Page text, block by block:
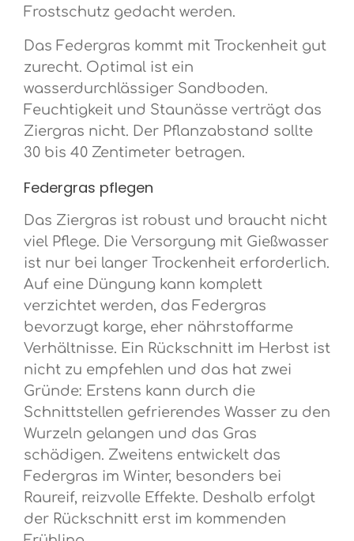
Frostschutz gedacht werden.
Das Federgras kommt mit Trockenheit gut
zurecht. Optimal ist ein
wasserdurchlässiger Sandboden.
Feuchtigkeit und Staunässe verträgt das
Ziergras nicht. Der Pflanzabstand sollte
30 bis 40 Zentimeter betragen.
Federgras pflegen
Das Ziergras ist robust und braucht nicht
viel Pflege. Die Versorgung mit Gießwasser
ist nur bei langer Trockenheit erforderlich.
Auf eine Düngung kann komplett
verzichtet werden, das Federgras
bevorzugt karge, eher nährstoffarme
Verhältnisse. Ein Rückschnitt im Herbst ist
nicht zu empfehlen und das hat zwei
Gründe: Erstens kann durch die
Schnittstellen gefrierendes Wasser zu den
Wurzeln gelangen und das Gras
schädigen. Zweitens entwickelt das
Federgras im Winter, besonders bei
Raureif, reizvolle Effekte. Deshalb erfolgt
der Rückschnitt erst im kommenden